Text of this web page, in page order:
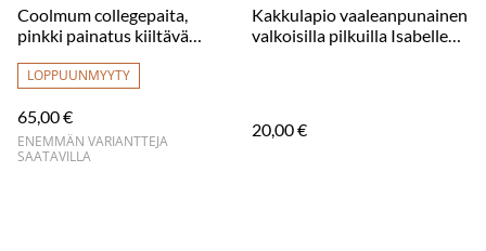
Coolmum collegepaita,
pinkki painatus kiiltävä
LOPPUUNMYYTY
65,00 €
ENEMMÄN VARIANTTEJA
SAATAVILLA
Kakkulapio vaaleanpunainen
valkoisilla pilkuilla Isabelle
20,00 €